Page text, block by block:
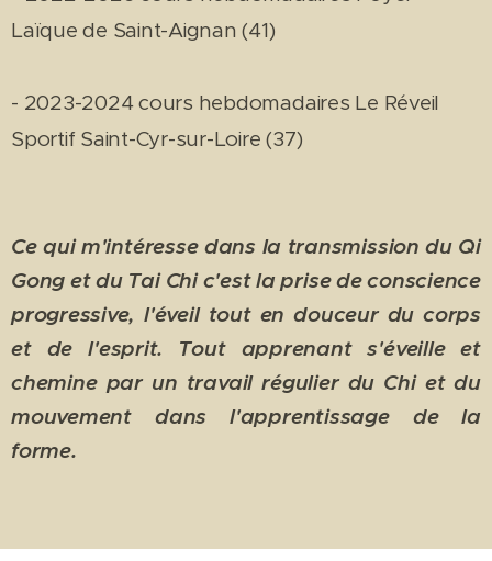
Laïque de Saint-Aignan (41)
- 2023-2024 cours hebdomadaires Le Réveil
Sportif Saint-Cyr-sur-Loire (37)
Ce qui m'intéresse dans la transmission du Qi
Gong et du Tai Chi c'est la prise de conscience
progressive, l'éveil tout en douceur du corps
et de l'esprit. Tout apprenant s'éveille et
chemine par un travail régulier du Chi et du
mouvement dans l'apprentissage de la
forme.